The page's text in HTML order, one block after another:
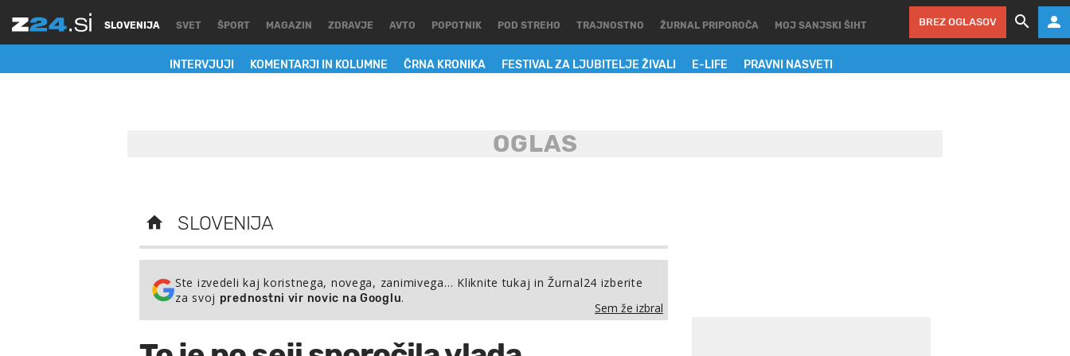
SLOVENIJA
INTERVJUJI KOMENTARJI IN KOLUMNE ČRNA KRONIKA FESTIVAL ZA LJUBITELJE ŽIVALI E-LIFE PRAVNI NASVETI
SVET ŠPORT MAGAZIN ZDRAVJE AVTO POPOTNIK POD STREHO TRAJNOSTNO ŽURNAL PRIPOROČA MOJ SANJSKI ŠIHT BREZ OGLASOV
SLOVENIJA
Ste izvedeli kaj koristnega, novega, zanimivega… Kliknite tukaj in Žurnal24 izberite
za svoj prednostni vir novic na Googlu.
Sem že izbral